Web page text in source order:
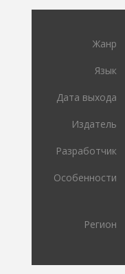
Жанр
Язык
Дата выхода
Издатель
Разработчик
Особенности
Регион